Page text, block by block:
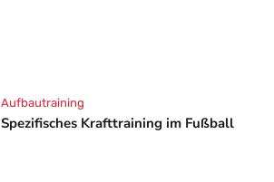
Spezifisches Krafttraining im Fußball
Aufbautraining